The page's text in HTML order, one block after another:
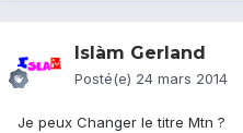
Islàm Gerland
Posté(e) 24 mars 2014
Je peux Changer le titre Mtn ?